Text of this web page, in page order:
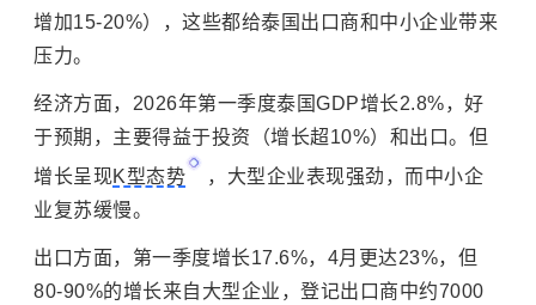
增加15-20%），这些都给泰国出口商和中小企业带来
压力。
经济方面，2026年第一季度泰国GDP增长2.8%，好
于预期，主要得益于投资（增长超10%）和出口。但
增长呈现K型态势
，大型企业表现强劲，而中小企
业复苏缓慢。
出口方面，第一季度增长17.6%，4月更达23%，但
80-90%的增长来自大型企业，登记出口商中约7000